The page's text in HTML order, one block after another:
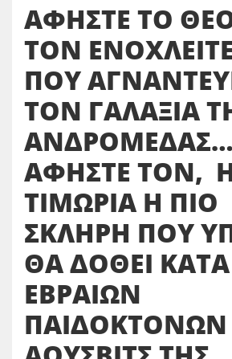
ΑΦΗΣΤΕ ΤΟ
ΤΟΝ ΕΝΟΧΛΕΙΤΕ
ΠΟΥ
ΤΟΝ ΓΑΛΑΞΙΑ
ΑΝΔΡΟΜΕΔΑΣ…
ΑΦΗΣΤΕ ΤΟΝ,
ΤΙΜΩΡΙΑ Η ΠΙΟ
ΣΚΛΗΡΗ ΠΟΥ
ΘΑ ΔΟΘΕΙ
ΕΒΡΑΙΩΝ
ΠΑΙΔΟΚΤΟΝΩΝ